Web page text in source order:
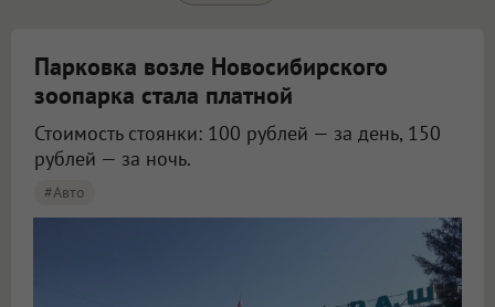
Парковка возле Новосибирского
зоопарка стала платной
Стоимость стоянки: 100 рублей — за день, 150
рублей — за ночь.
#Авто